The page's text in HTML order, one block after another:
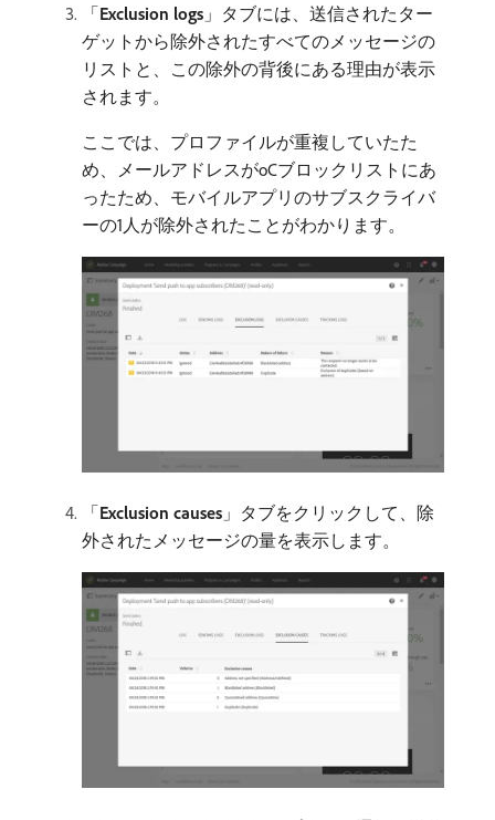
「Exclusion logs 」タブには、送信されたター
ゲットから除外されたすべてのメッセージの
リストと、この除外の背後にある理由が表示
されます。
ここでは、プロファイルが重複していたた
め、メールアドレスがoCブロックリストにあ
ったため、モバイルアプリのサブスクライバ
ーの1人が除外されたことがわかります。
「Exclusion causes 」タブをクリックして、除
外されたメッセージの量を表示します。